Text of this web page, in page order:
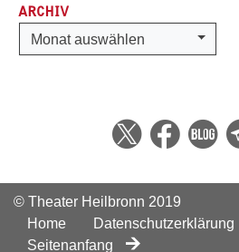
ARCHIV
Archiv
Monat auswählen
© Theater Heilbronn 2019
Home
Datenschutzerklärung
Seitenanfang